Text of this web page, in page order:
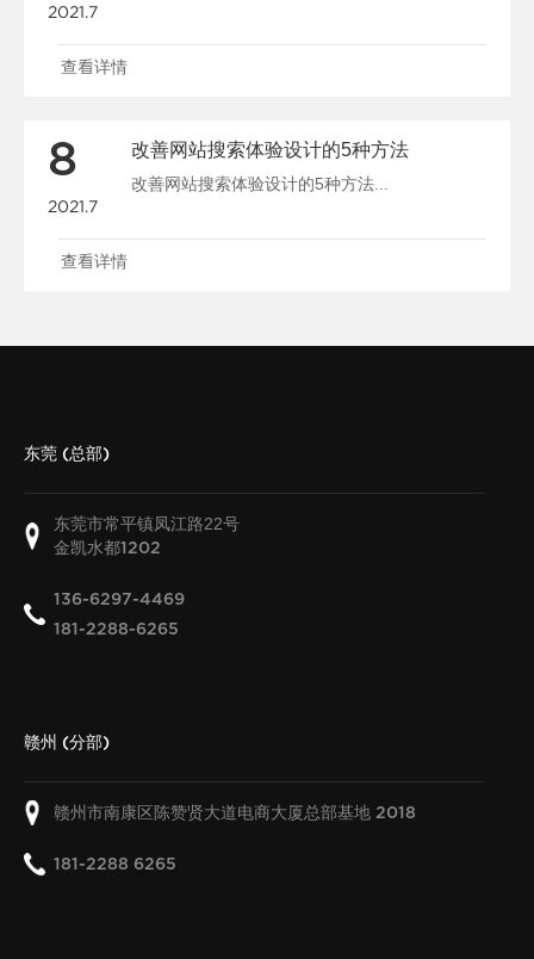
2021.7
查看详情
8
2021.7
改善网站搜索体验设计的5种方法
改善网站搜索体验设计的5种方法...
查看详情
东莞 (总部)
东莞市常平镇凤江路22号
金凯水都1202
136-6297-4469
181-2288-6265
赣州 (分部)
赣州市南康区陈赞贤大道电商大厦总部基地 2018
181-2288 6265